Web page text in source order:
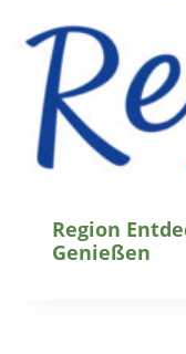
Region
Genießen